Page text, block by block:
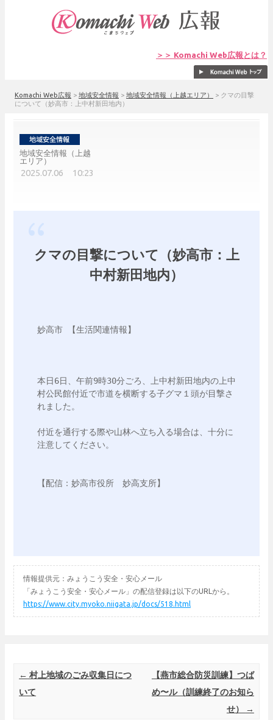
＞＞ Komachi Web広報とは？
Komachi Web広報 > 地域安全情報 > 地域安全情報（上越エリア） > クマの目撃
について（妙高市：上中村新田地内）
地域安全情報（上越
エリア）
2025.07.06 10:23
クマの目撃について（妙高市：上
中村新田地内）
妙高市 【生活関連情報】
本日6日、午前9時30分ごろ、上中村新田地内の上中
村公民館付近で市道を横断する子グマ１頭が目撃さ
れました。
付近を通行する際や山林へ立ち入る場合は、十分に
注意してください。
情報提供元：みょうこう安全・安心メール
「みょうこう安全・安心メール」の配信登録は以下のURLから。
https://www.city.myoko.niigata.jp/docs/518.html
Post navigation
← 村上地域のごみ収集日につ
いて
【燕市総合防災訓練】つば
め〜ル（訓練終了のお知ら
せ）
→